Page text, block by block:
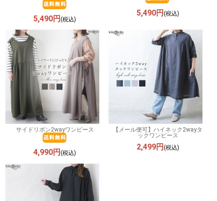
5,490円(税込)
5,490円 (税込)
サイドリボン2wayワンピース
4,990円(税込)
【メール便可】ハイネック2wayタ
ックワンピース
2,499円 (税込)